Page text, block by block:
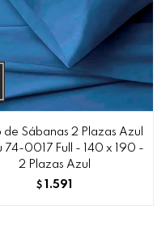
Sábanas 2 Plazas Azul
74-0017 Full - 140 x 190 -
2 Plazas Azul
$ 1.591